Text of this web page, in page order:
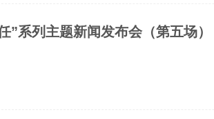
系列主题新闻发布会（第五场）